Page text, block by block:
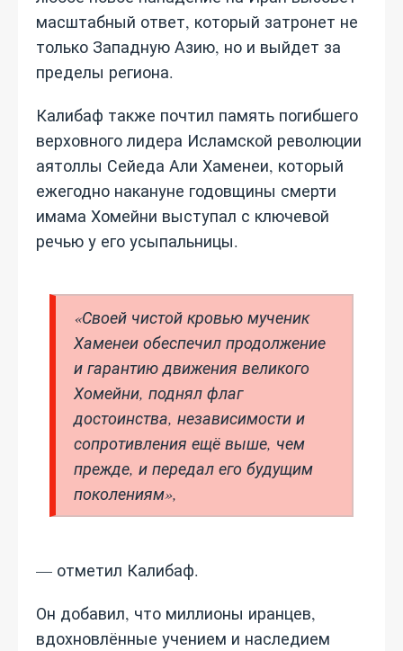
масштабный ответ, который затронет не
только Западную Азию, но и выйдет за
пределы региона.
Калибаф также почтил память погибшего
верховного лидера Исламской революции
аятоллы Сейеда Али Хаменеи, который
ежегодно накануне годовщины смерти
имама Хомейни выступал с ключевой
речью у его усыпальницы.
«Своей чистой кровью мученик
Хаменеи обеспечил продолжение
и гарантию движения великого
Хомейни, поднял флаг
достоинства, независимости и
сопротивления ещё выше, чем
прежде, и передал его будущим
поколениям»,
— отметил Калибаф.
Он добавил, что миллионы иранцев,
вдохновлённые учением и наследием